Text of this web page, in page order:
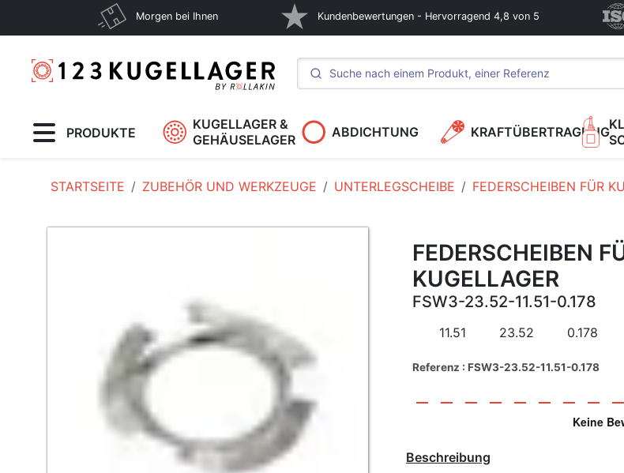
Morgen bei Ihnen Kundenbewertungen - Hervorragend 4,8 von 5
PRODUKTE
KUGELLAGER &
GEHÄUSELAGER
ABDICHTUNG KRAFTÜBERTRAGUNG
STARTSEITE ZUBEHÖR UND WERKZEUGE UNTERLEGSCHEIBE FEDERSCHEIBEN FÜR
FEDERSCHEIBEN
KUGELLAGER
FSW3-23.52-11.51-0.178
11.51 23.52 0.178
Referenz : FSW3-23.52-11.51-0.178
Beschreibung